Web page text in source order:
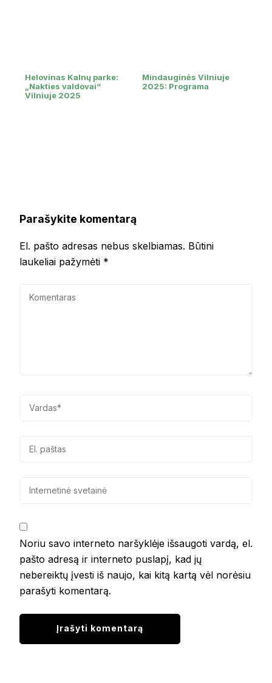
Helovinas Kalnų parke:
„Nakties valdovai“
Vilniuje 2025
Mindauginės Vilniuje
2025: Programa
Parašykite komentarą
El. pašto adresas nebus skelbiamas. Būtini
laukeliai pažymėti *
Noriu savo interneto naršyklėje išsaugoti vardą, el.
pašto adresą ir interneto puslapį, kad jų
nebereiktų įvesti iš naujo, kai kitą kartą vėl norėsiu
parašyti komentarą.